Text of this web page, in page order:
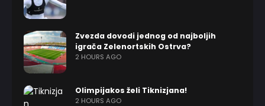
Zvezda dovodi jednog od najboljih
igrača Zelenortskih Ostrva?
2 HOURS AGO
Olimpijakos želi Tiknizjana!
2 HOURS AGO